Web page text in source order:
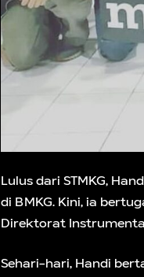
Lulus dari STMKG,
di BMKG. Kini, ia
Direktorat
Sehari-hari, Handi